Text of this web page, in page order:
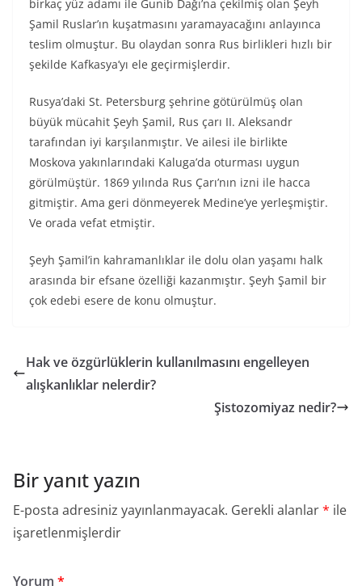
birkaç yüz adamı ile Gunib Dağı’na çekilmiş olan Şeyh
Şamil Ruslar’ın kuşatmasını yaramayacağını anlayınca
teslim olmuştur. Bu olaydan sonra Rus birlikleri hızlı bir
şekilde Kafkasya’yı ele geçirmişlerdir.
Rusya’daki St. Petersburg şehrine götürülmüş olan
büyük mücahit Şeyh Şamil, Rus çarı II. Aleksandr
tarafından iyi karşılanmıştır. Ve ailesi ile birlikte
Moskova yakınlarındaki Kaluga’da oturması uygun
görülmüştür. 1869 yılında Rus Çarı’nın izni ile hacca
gitmiştir. Ama geri dönmeyerek Medine’ye yerleşmiştir.
Ve orada vefat etmiştir.
Şeyh Şamil’in kahramanlıklar ile dolu olan yaşamı halk
arasında bir efsane özelliği kazanmıştır. Şeyh Şamil bir
çok edebi esere de konu olmuştur.
Hak ve özgürlüklerin kullanılmasını engelleyen
alışkanlıklar nelerdir?
Şistozomiyaz nedir?
Bir yanıt yazın
E-posta adresiniz yayınlanmayacak. Gerekli alanlar* ile
işaretlenmişlerdir
Yorum *